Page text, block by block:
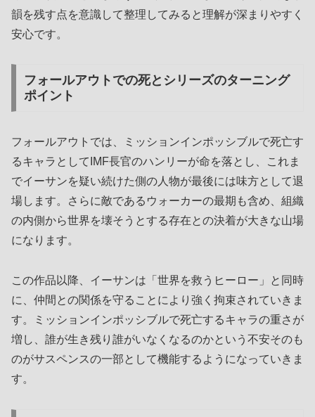
韻を残す点を意識して整理してみると理解が深まりやすく
安心です。
フォールアウトでの死とシリーズのターニング
ポイント
フォールアウトでは、ミッションインポッシブルで死亡す
るキャラとしてIMF長官のハンリーが命を落とし、これま
でイーサンを疑い続けた側の人物が最後には味方として退
場します。さらに敵であるウォーカーの最期も含め、組織
の内側から世界を壊そうとする存在との決着が大きな山場
になります。
この作品以降、イーサンは「世界を救うヒーロー」と同時
に、仲間との関係を守ることにより強く拘束されていきま
す。ミッションインポッシブルで死亡するキャラの重さが
増し、誰が生き残り誰がいなくなるのかという不安そのも
のがサスペンスの一部として機能するようになっていきま
す。